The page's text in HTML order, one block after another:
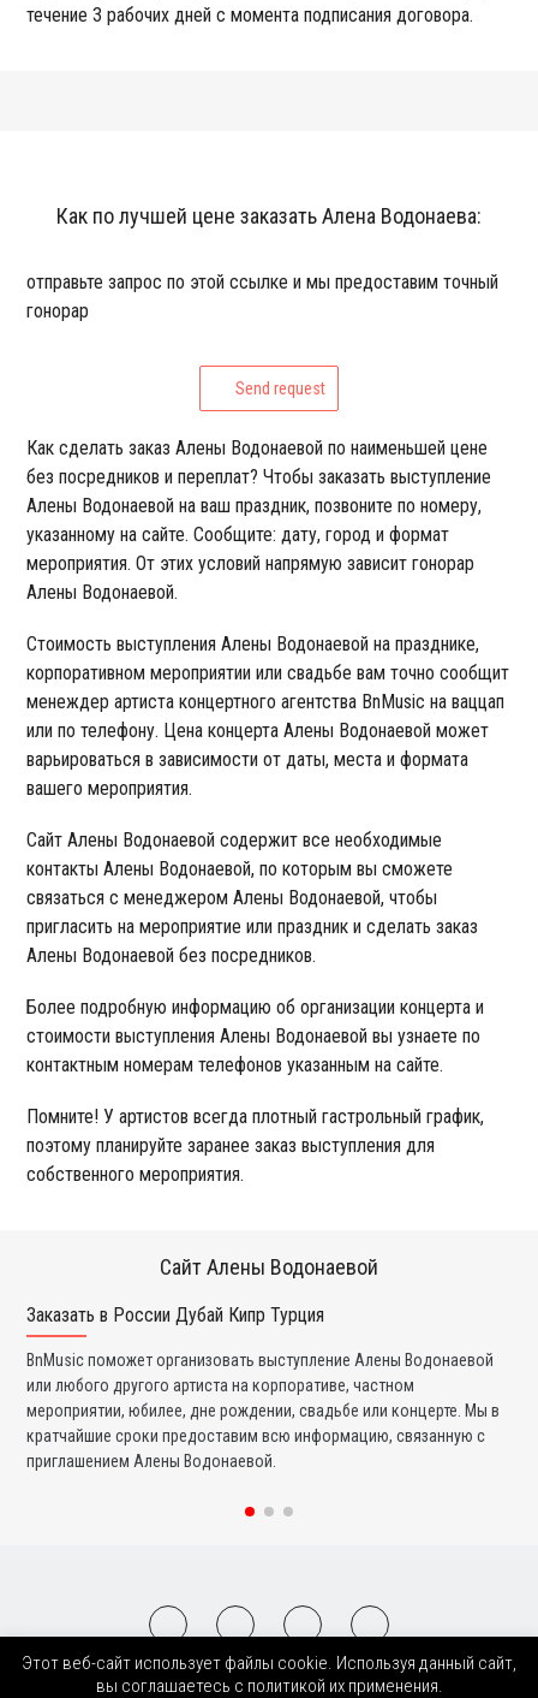
течение 3 рабочих дней с момента подписания договора.
Как по лучшей цене заказать Алена Водонаева:
отправьте запрос по этой ссылке и мы предоставим точный
гонорар
Send request
Как сделать заказ Алены Водонаевой по наименьшей цене
без посредников и переплат? Чтобы заказать выступление
Алены Водонаевой на ваш праздник, позвоните по номеру,
указанному на сайте. Сообщите: дату, город и формат
мероприятия. От этих условий напрямую зависит гонорар
Алены Водонаевой.
Стоимость выступления Алены Водонаевой на празднике,
корпоративном мероприятии или свадьбе вам точно сообщит
менеждер артиста концертного агентства BnMusic на ваццап
или по телефону. Цена концерта Алены Водонаевой может
варьироваться в зависимости от даты, места и формата
вашего мероприятия.
Сайт Алены Водонаевой содержит все необходимые
контакты Алены Водонаевой, по которым вы сможете
связаться с менеджером Алены Водонаевой, чтобы
пригласить на мероприятие или праздник и сделать заказ
Алены Водонаевой без посредников.
Более подробную информацию об организации концерта и
стоимости выступления Алены Водонаевой вы узнаете по
контактным номерам телефонов указанным на сайте.
Помните! У артистов всегда плотный гастрольный график,
поэтому планируйте заранее заказ выступления для
собственного мероприятия.
Сайт Алены Водонаевой
Заказать в России Дубай Кипр Турция
BnMusic поможет организовать выступление Алены Водонаевой
или любого другого артиста на корпоративе, частном
мероприятии, юбилее, дне рождении, свадьбе или концерте. Мы в
кратчайшие сроки предоставим всю информацию, связанную с
приглашением Алены Водонаевой.
2008-2026 © BnMusic All Right Reserved
Этот веб-сайт использует файлы cookie. Используя данный сайт,
вы соглашаетесь с политикой их применения.